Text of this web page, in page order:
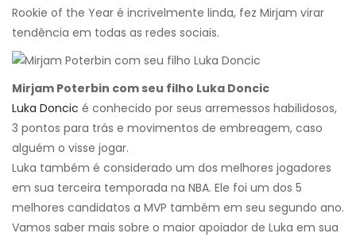
Rookie of the Year é incrivelmente linda, fez Mirjam virar
tendência em todas as redes sociais.
Mirjam Poterbin com seu filho Luka Doncic
Luka Doncic é conhecido por seus arremessos habilidosos,
3 pontos para trás e movimentos de embreagem, caso
alguém o visse jogar.
Luka também é considerado um dos melhores jogadores
em sua terceira temporada na NBA. Ele foi um dos 5
melhores candidatos a MVP também em seu segundo ano.
Vamos saber mais sobre o maior apoiador de Luka em sua